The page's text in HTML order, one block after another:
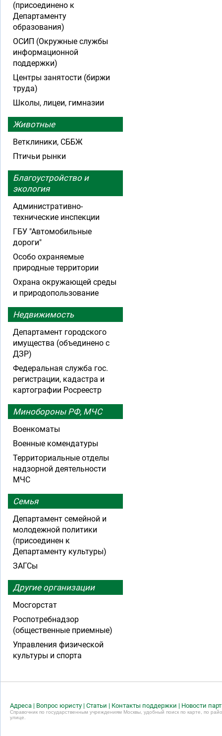
(присоединено к
Департаменту
образования)
ОСИП (Окружные службы
информационной
поддержки)
Центры занятости (биржи
труда)
Школы, лицеи, гимназии
Животные
Ветклиники, СББЖ
Птичьи рынки
Благоустройство и
экология
Административно-
технические инспекции
ГБУ "Автомобильные
дороги"
Особо охраняемые
природные территории
Охрана окружающей среды
и природопользование
Недвижимость
Департамент городского
имущества (объединено с
ДЗР)
Федеральная служба гос.
регистрации, кадастра и
картографии Росреестр
Минобороны РФ, МЧС
Военкоматы
Военные комендатуры
Территориальные отделы
надзорной деятельности
МЧС
Семья
Департамент семейной и
молодежной политики
(присоединен к
Департаменту культуры)
ЗАГСы
Другие организации
Мосгорстат
Роспотребнадзор
(общественные приемные)
Управления физической
культуры и спорта
Адреса | Вопрос юристу | Статьи | Контакты поддержки | Новости
Справочник по государственным учреждениям Москвы, удобный поиск по карте, по
улице.